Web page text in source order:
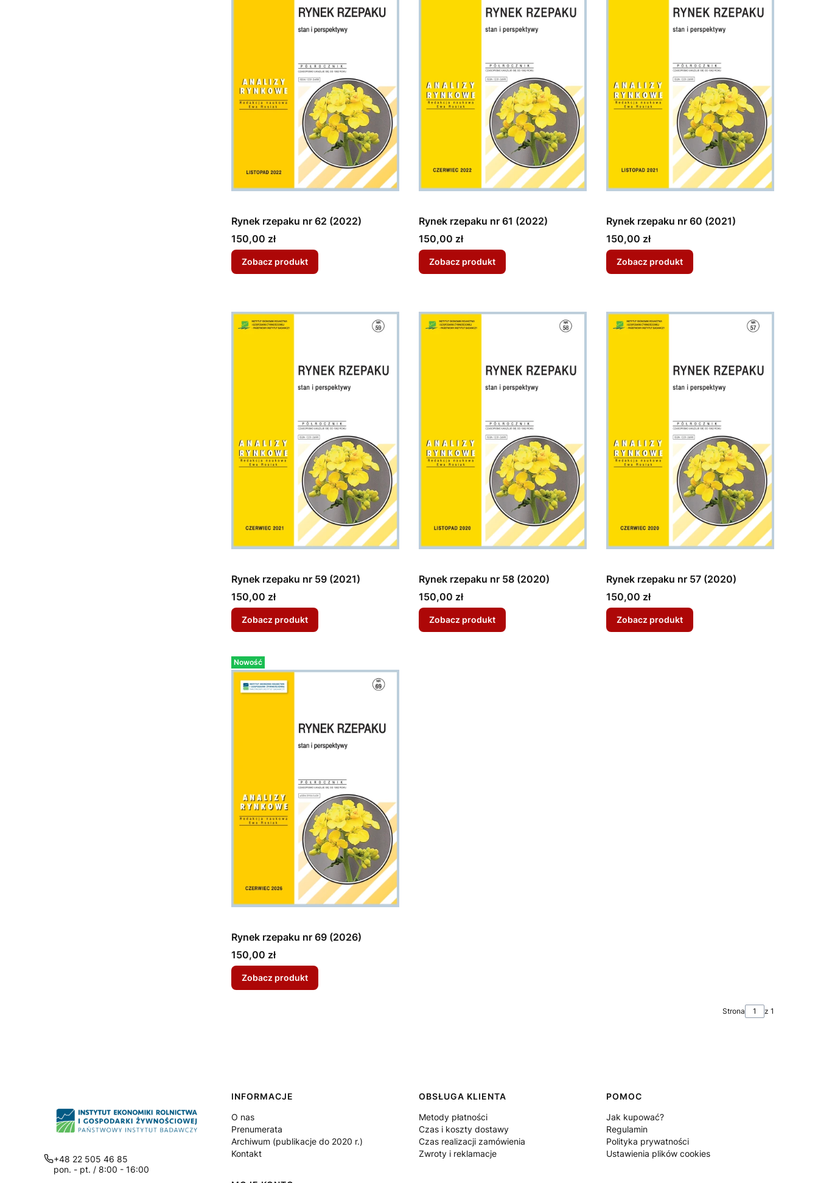
Rynek rzepaku nr 62 (2022)
Cena
150,00 zł
Zobacz produkt
Rynek rzepaku nr 61 (2022)
Cena
150,00 zł
Zobacz produkt
Rynek rzepaku nr 60 (2021)
Cena
150,00 zł
Zobacz produkt
Rynek rzepaku nr 59 (2021)
Cena
150,00 zł
Zobacz produkt
Rynek rzepaku nr 58 (2020)
Cena
150,00 zł
Zobacz produkt
Rynek rzepaku nr 57 (2020)
Cena
150,00 zł
Zobacz produkt
Nowość
Rynek rzepaku nr 69 (2026)
Cena
150,00 zł
Zobacz produkt
Strona z 1
+48 22 505 46 85
pon. - pt. / 8:00 - 16:00
Linki w stopce
INFORMACJE
O nas
Prenumerata
Archiwum (publikacje do 2020 r.)
Kontakt
OBSŁUGA KLIENTA
Metody płatności
Czas i koszty dostawy
Czas realizacji zamówienia
Zwroty i reklamacje
POMOC
Jak kupować?
Regulamin
Polityka prywatności
Ustawienia plików cookies